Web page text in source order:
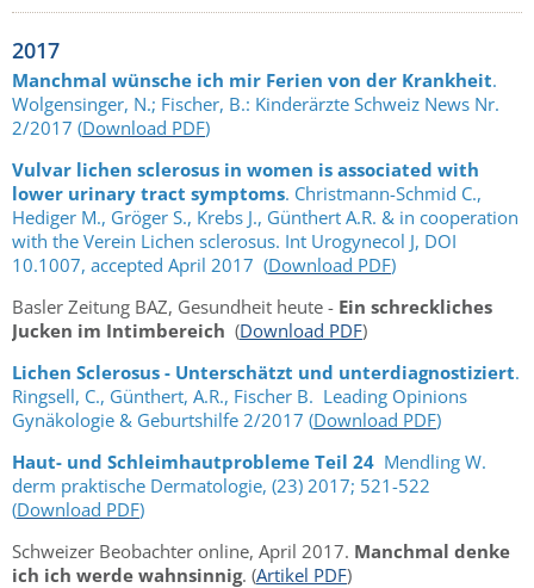
2017
Manchmal wünsche ich mir Ferien von der Krankheit.
Wolgensinger, N.; Fischer, B.: Kinderärzte Schweiz News Nr.
2/2017 (Download PDF)
Vulvar lichen sclerosus in women is associated with
lower urinary tract symptoms. Christmann-Schmid C.,
Hediger M., Gröger S., Krebs J., Günthert A.R. & in cooperation
with the Verein Lichen sclerosus. Int Urogynecol J, DOI
10.1007, accepted April 2017 (Download PDF)
Basler Zeitung BAZ, Gesundheit heute - Ein schreckliches
Jucken im Intimbereich (Download PDF)
Lichen Sclerosus - Unterschätzt und unterdiagnostiziert.
Ringsell, C., Günthert, A.R., Fischer B. Leading Opinions
Gynäkologie & Geburtshilfe 2/2017 (Download PDF)
Haut- und Schleimhautprobleme Teil 24 Mendling W.
derm praktische Dermatologie, (23) 2017; 521-522
(Download PDF)
Schweizer Beobachter online, April 2017. Manchmal denke
ich ich werde wahnsinnig. (Artikel PDF)